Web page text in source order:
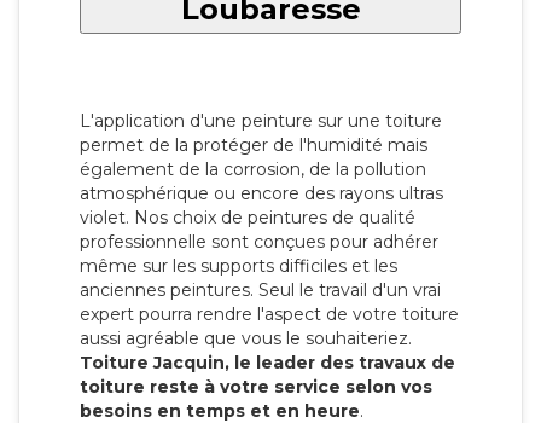
Loubaresse
L'application d'une peinture sur une toiture
permet de la protéger de l'humidité mais
également de la corrosion, de la pollution
atmosphérique ou encore des rayons ultras
violet. Nos choix de peintures de qualité
professionnelle sont conçues pour adhérer
même sur les supports difficiles et les
anciennes peintures. Seul le travail d'un vrai
expert pourra rendre l'aspect de votre toiture
aussi agréable que vous le souhaiteriez.
Toiture Jacquin, le leader des travaux de
toiture reste à votre service selon vos
besoins en temps et en heure.